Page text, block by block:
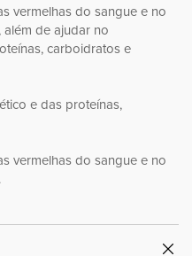
vermelhas do sangue e no
de ajudar no
carboidratos e
e das proteínas,
vermelhas do sangue e no